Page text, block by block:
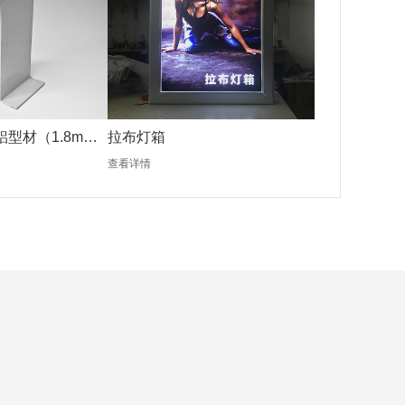
型材（1.8mm 拉布灯箱
查看详情